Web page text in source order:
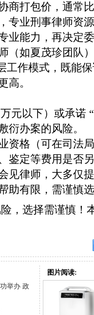
商打包价，通常
专业刑事律师资
业能力，再决定
（如夏茂珍团队
工作模式，既能
高。
元以下）或承诺
衍办案的风险。
资格（可在司法
鉴定等费用是否
见律师，大多仅
助有限，需谨慎
，选择需谨慎！
举办 政
图片阅读: